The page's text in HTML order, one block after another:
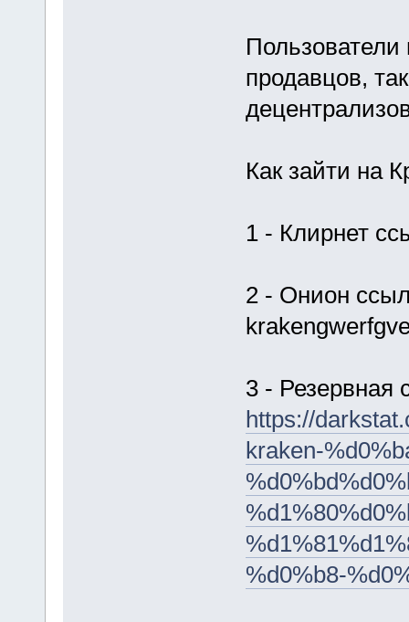
продавцов,
Как зайти на
1 - Клирнет
2 - Онион
3 - Резервная
https://
kraken-
%d0%b8-